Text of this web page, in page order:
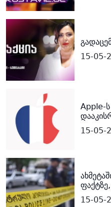
15-05-
Apple-
15-05-
15-05-